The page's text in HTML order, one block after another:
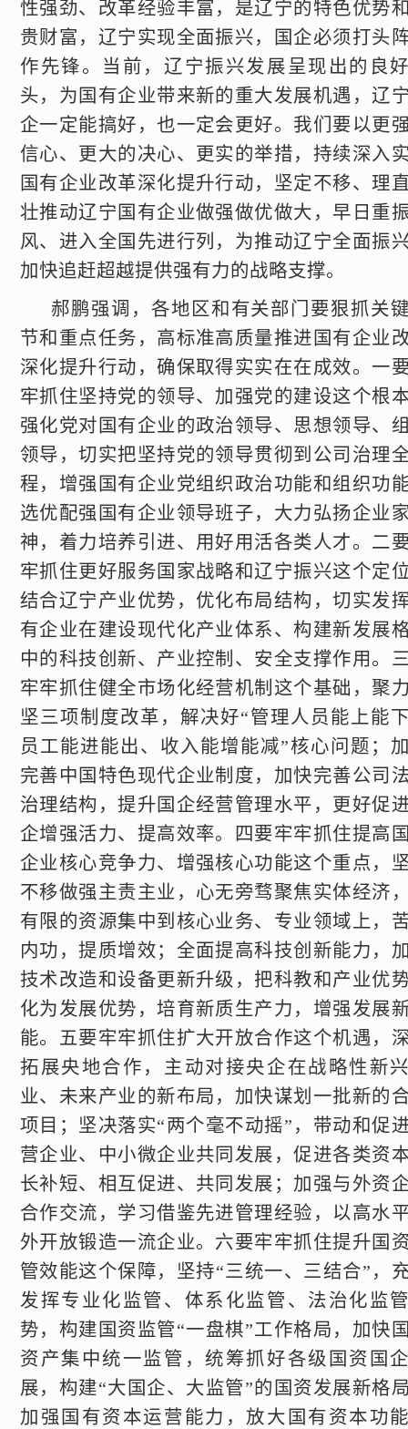
性强劲、改革经验丰富，是辽宁的特色优势
贵财富，辽宁实现全面振兴，国企必须打头
作先锋。当前，辽宁振兴发展呈现出的良
头，为国有企业带来新的重大发展机遇，辽
企一定能搞好，也一定会更好。我们要以更
信心、更大的决心、更实的举措，持续深入
国有企业改革深化提升行动，坚定不移、理
壮推动辽宁国有企业做强做优做大，早日重
风、进入全国先进行列，为推动辽宁全面振
加快追赶超越提供强有力的战略支撑。
郝鹏强调，各地区和有关部门要狠抓关
节和重点任务，高标准高质量推进国有企业
深化提升行动，确保取得实实在在成效。一
牢抓住坚持党的领导、加强党的建设这个根
强化党对国有企业的政治领导、思想领导、
领导，切实把坚持党的领导贯彻到公司治理
程，增强国有企业党组织政治功能和组织功
选优配强国有企业领导班子，大力弘扬企业
神，着力培养引进、用好用活各类人才。二
牢抓住更好服务国家战略和辽宁振兴这个定
结合辽宁产业优势，优化布局结构，切实发
有企业在建设现代化产业体系、构建新发展
中的科技创新、产业控制、安全支撑作用。
牢牢抓住健全市场化经营机制这个基础，聚
坚三项制度改革，解决好“管理人员能上能
员工能进能出、收入能增能减”核心问题；
完善中国特色现代企业制度，加快完善公司
治理结构，提升国企经营管理水平，更好促
企增强活力、提高效率。四要牢牢抓住提高
企业核心竞争力、增强核心功能这个重点，
不移做强主责主业，心无旁骛聚焦实体经济
有限的资源集中到核心业务、专业领域上，
内功，提质增效；全面提高科技创新能力，
技术改造和设备更新升级，把科教和产业优
化为发展优势，培育新质生产力，增强发展
能。五要牢牢抓住扩大开放合作这个机遇，
拓展央地合作，主动对接央企在战略性新
业、未来产业的新布局，加快谋划一批新的
项目；坚决落实“两个毫不动摇”，带动和促
营企业、中小微企业共同发展，促进各类资
长补短、相互促进、共同发展；加强与外资
合作交流，学习借鉴先进管理经验，以高水
外开放锻造一流企业。六要牢牢抓住提升国
管效能这个保障，坚持“三统一、三结合”，
发挥专业化监管、体系化监管、法治化监
势，构建国资监管“一盘棋”工作格局，加快
资产集中统一监管，统筹抓好各级国资国
展，构建“大国企、大监管”的国资发展新格
加强国有资本运营能力，放大国有资本功